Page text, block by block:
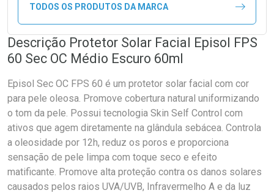
TODOS OS PRODUTOS DA MARCA
Descrição Protetor Solar Facial Episol FPS
60 Sec OC Médio Escuro 60ml
Episol Sec OC FPS 60 é um protetor solar facial com cor
para pele oleosa. Promove cobertura natural uniformizando
o tom da pele. Possui tecnologia Skin Self Control com
ativos que agem diretamente na glândula sebácea. Controla
a oleosidade por 12h, reduz os poros e proporciona
sensação de pele limpa com toque seco e efeito
matificante. Promove alta proteção contra os danos solares
causados pelos raios UVA/UVB, Infravermelho A e da luz